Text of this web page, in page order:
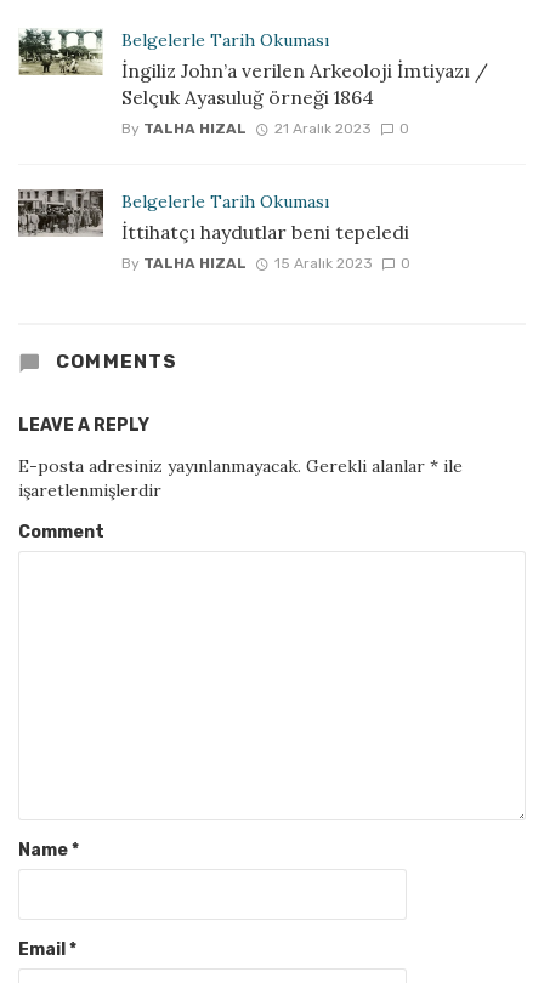
Belgelerle Tarih Okuması
İngiliz John’a verilen Arkeoloji İmtiyazı /
Selçuk Ayasuluğ örneği 1864
By TALHA HIZAL 21 Aralık 2023 0
Belgelerle Tarih Okuması
İttihatçı haydutlar beni tepeledi
By TALHA HIZAL 15 Aralık 2023 0
COMMENTS
LEAVE A REPLY
E-posta adresiniz yayınlanmayacak. Gerekli alanlar * ile
işaretlenmişlerdir
Comment
Name*
Email *